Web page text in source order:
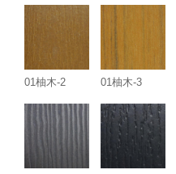
01柚木-2 01柚木-3